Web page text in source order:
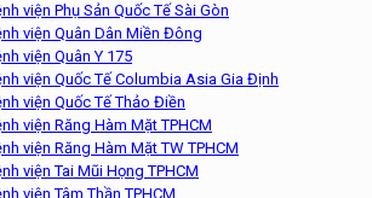
viện Phụ Sản Quốc Tế Sài Gòn
viện Quân Dân Miền Đông
viện Quân Y 175
viện Quốc Tế Columbia Asia Gia Định
viện Quốc Tế Thảo Điền
viện Răng Hàm Mặt TPHCM
viện Răng Hàm Mặt TW TPHCM
viện Tai Mũi Họng TPHCM
viện Tâm Thần TPHCM